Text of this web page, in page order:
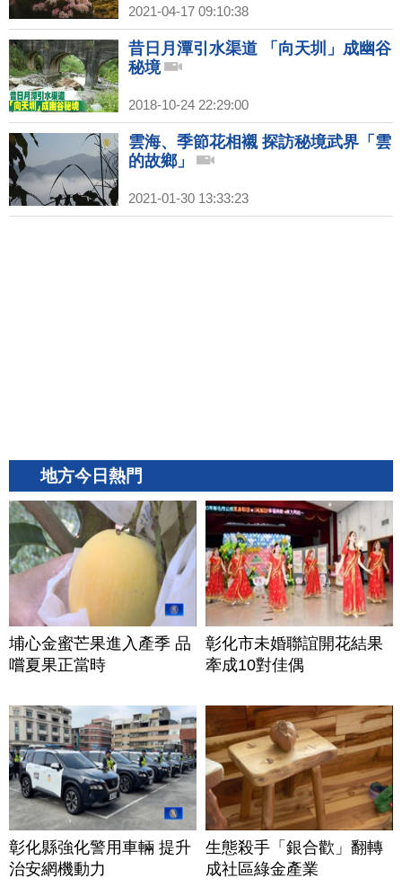
2021-04-17 09:10:38
昔日月潭引水渠道 「向天圳」成幽谷
秘境
2018-10-24 22:29:00
雲海、季節花相襯 探訪秘境武界「雲
的故鄉」
2021-01-30 13:33:23
地方今日熱門
埔心金蜜芒果進入產季 品
嚐夏果正當時
彰化市未婚聯誼開花結果
牽成10對佳偶
彰化縣強化警用車輛 提升
治安網機動力
生態殺手「銀合歡」翻轉
成社區綠金產業